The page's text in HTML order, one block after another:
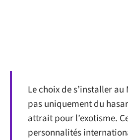
Le choix de s’installer
pas uniquement du
attrait pour l’exotisme.
personnalités